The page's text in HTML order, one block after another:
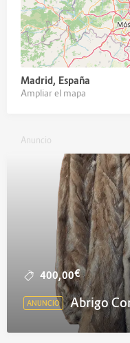
Madrid, España
Ampliar el mapa
Anuncio
400,00€
ANUNCIO Abrigo